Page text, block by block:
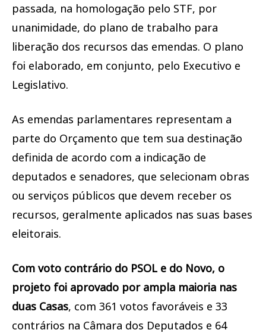
passada, na homologação pelo STF, por
unanimidade, do plano de trabalho para
liberação dos recursos das emendas. O plano
foi elaborado, em conjunto, pelo Executivo e
Legislativo.
As emendas parlamentares representam a
parte do Orçamento que tem sua destinação
definida de acordo com a indicação de
deputados e senadores, que selecionam obras
ou serviços públicos que devem receber os
recursos, geralmente aplicados nas suas bases
eleitorais.
Com voto contrário do PSOL e do Novo, o
projeto foi aprovado por ampla maioria nas
duas Casas, com 361 votos favoráveis e 33
contrários na Câmara dos Deputados e 64